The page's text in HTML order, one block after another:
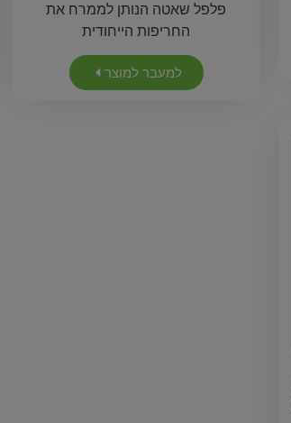
פלפל שאטה הנותן לממרח את
החריפות הייחודית
למעבר למוצר